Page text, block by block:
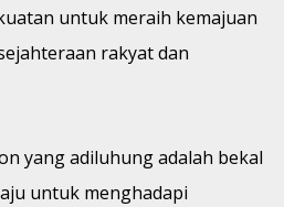
untuk meraih kemajuan
rakyat dan
yang adiluhung adalah bekal
untuk menghadapi